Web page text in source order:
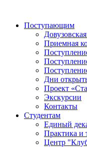
Поступающим
Приемная
Дни
Проект
Экскурсии
Контакты
Студентам
Единый
Практика и
Центр